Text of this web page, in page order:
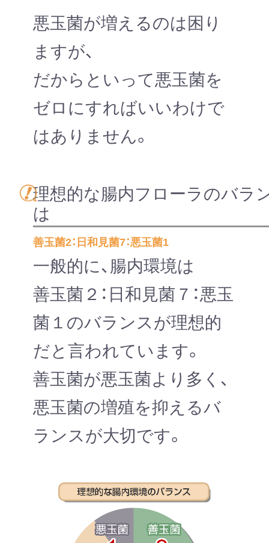
悪玉菌が増えるのは困り
ますが、
だからといって悪玉菌を
ゼロにすればいいわけで
はありません。
理想的な腸内フローラのバラ
は
善玉菌2：日和見菌7：悪玉菌1
一般的に、腸内環境は
善玉菌２：日和見菌７：悪玉
菌１のバランスが理想的
だと言われています。
善玉菌が悪玉菌より多く、
悪玉菌の増殖を抑えるバ
ランスが大切です。